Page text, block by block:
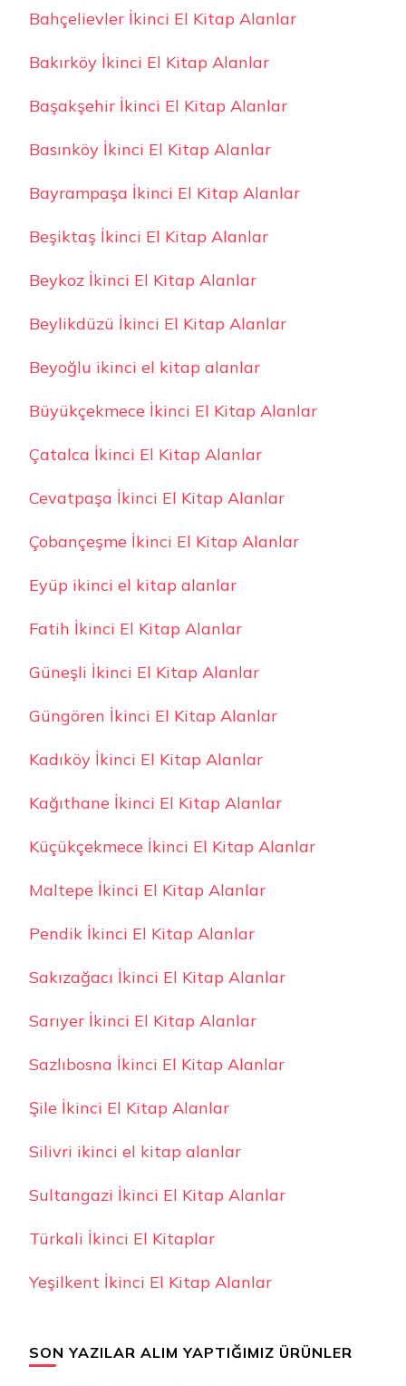
Bahçelievler İkinci El Kitap Alanlar
Bakırköy İkinci El Kitap Alanlar
Başakşehir İkinci El Kitap Alanlar
Basınköy İkinci El Kitap Alanlar
Bayrampaşa İkinci El Kitap Alanlar
Beşiktaş İkinci El Kitap Alanlar
Beykoz İkinci El Kitap Alanlar
Beylikdüzü İkinci El Kitap Alanlar
Beyoğlu ikinci el kitap alanlar
Büyükçekmece İkinci El Kitap Alanlar
Çatalca İkinci El Kitap Alanlar
Cevatpaşa İkinci El Kitap Alanlar
Çobançeşme İkinci El Kitap Alanlar
Eyüp ikinci el kitap alanlar
Fatih İkinci El Kitap Alanlar
Güneşli İkinci El Kitap Alanlar
Güngören İkinci El Kitap Alanlar
Kadıköy İkinci El Kitap Alanlar
Kağıthane İkinci El Kitap Alanlar
Küçükçekmece İkinci El Kitap Alanlar
Maltepe İkinci El Kitap Alanlar
Pendik İkinci El Kitap Alanlar
Sakızağacı İkinci El Kitap Alanlar
Sarıyer İkinci El Kitap Alanlar
Sazlıbosna İkinci El Kitap Alanlar
Şile İkinci El Kitap Alanlar
Silivri ikinci el kitap alanlar
Sultangazi İkinci El Kitap Alanlar
Türkali İkinci El Kitaplar
Yeşilkent İkinci El Kitap Alanlar
SON YAZILAR ALIM YAPTIĞIMIZ ÜRÜNLER